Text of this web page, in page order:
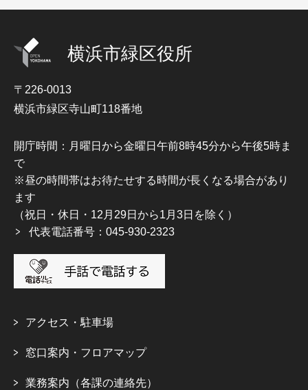
横浜市緑区役所
〒226-0013
横浜市緑区寺山町118番地
開庁時間：月曜日から金曜日午前8時45分から午後5時ま
で
※昼の時間帯はお待たせする時間が長くなる場合があり
ます
（祝日・休日・12月29日から1月3日を除く）
代表電話番号：045-930-2323
アクセス・駐車場
窓口案内・フロアマップ
業務案内（各課の連絡先）